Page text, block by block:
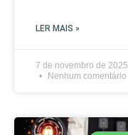
LER MAIS »
7 de novembro de 2025
Nenhum comentário